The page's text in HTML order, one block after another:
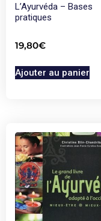
L’Ayurvéda – Bases
pratiques
19,80€
Ajouter au panier